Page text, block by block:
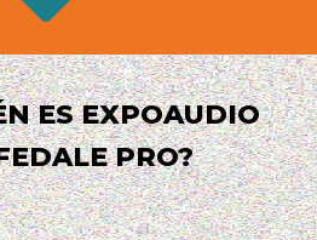
ES EXPOAUDIO
PRO?